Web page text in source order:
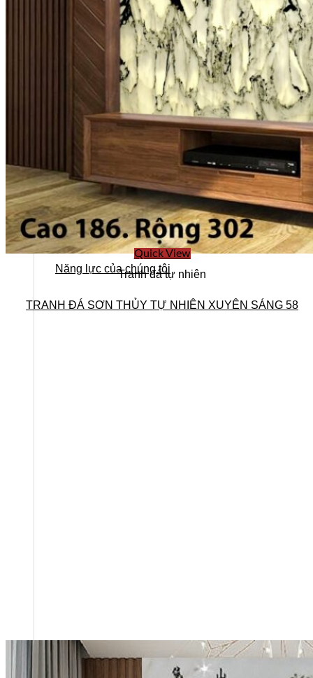
Năng lực của chúng tôi
Quick View
Tranh đá tự nhiên
TRANH ĐÁ SƠN THỦY TỰ NHIÊN XUYÊN SÁNG 58